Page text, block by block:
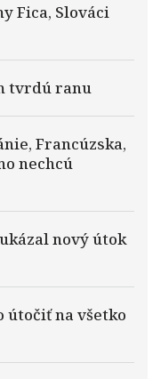
Fica, Slováci
tvrdú ranu
Francúzska,
nechcú
nový útok
útočiť na všetko